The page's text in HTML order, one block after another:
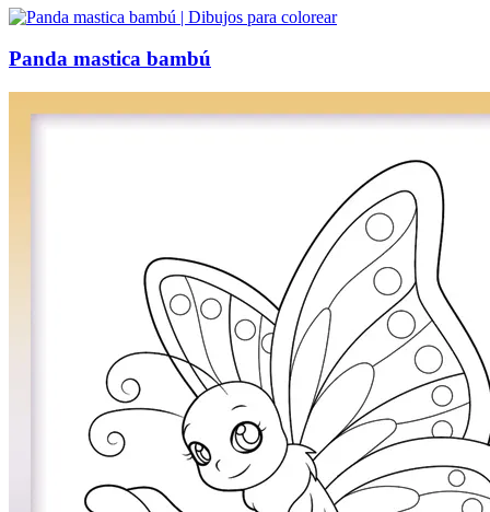
Panda mastica bambú